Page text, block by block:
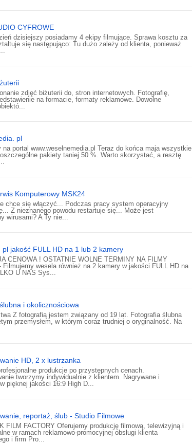
CYFROWE
dzisiejszy posiadamy 4 ekipy filmujące. Sprawa kosztu za
się następująco: Tu dużo zależy od klienta, ponieważ
zdjęć biżuterii do, stron internetowych. Fotografię,
na formacie, formaty reklamowe. Dowolne
pl
na portal www.weselnemedia.pl Teraz do końca maja wszystkie
pakiety taniej 50 %. Warto skorzystać, a resztę
Komputerowy MSK24
chce się włączyć... Podczas pracy system operacyjny
Z nieznanego powodu restartuje się... Może jest
wirusami? A Ty nie...
pl jakość FULL HD na 1 lub 2 kamery
CENOWA ! OSTATNIE WOLNE TERMINY NA FILMY
Filmujemy wesela również na 2 kamery w jakości FULL HD na
U NAS Sys...
i okolicznościowa
Z fotografią jestem związany od 19 lat. Fotografia ślubna
przemysłem, w którym coraz trudniej o oryginalność. Na
HD, 2 x lustrzanka
produkcje po przystępnych cenach.
tworzymy indywidualnie z klientem. Nagrywane i
pięknej jakości 16:9 High D...
reportaż, ślub - Studio Filmowe
FILM FACTORY Oferujemy produkcję filmową, telewizyjną i
w ramach reklamowo-promocyjnej obsługi klienta
i firm Pro...